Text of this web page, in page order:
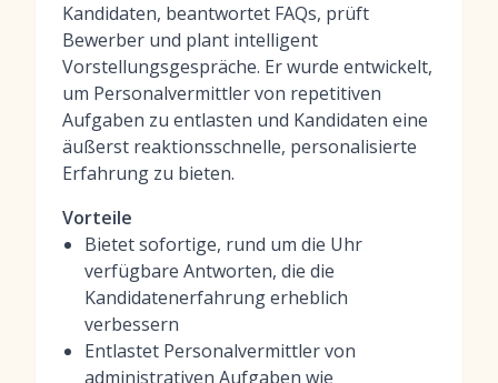
Kandidaten, beantwortet FAQs, prüft
Bewerber und plant intelligent
Vorstellungsgespräche. Er wurde entwickelt,
um Personalvermittler von repetitiven
Aufgaben zu entlasten und Kandidaten eine
äußerst reaktionsschnelle, personalisierte
Erfahrung zu bieten.
Vorteile
Bietet sofortige, rund um die Uhr
verfügbare Antworten, die die
Kandidatenerfahrung erheblich
verbessern
Entlastet Personalvermittler von
administrativen Aufgaben wie